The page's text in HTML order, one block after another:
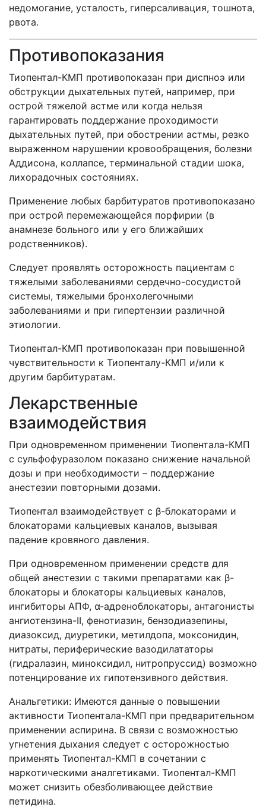
недомогание, усталость, гиперсаливация, тошнота,
рвота.
Противопоказания
Тиопентал-КМП противопоказан при диспноэ или
обструкции дыхательных путей, например, при
острой тяжелой астме или когда нельзя
гарантировать поддержание проходимости
дыхательных путей, при обострении астмы, резко
выраженном нарушении кровообращения, болезни
Аддисона, коллапсе, терминальной стадии шока,
лихорадочных состояниях.
Применение любых барбитуратов противопоказано
при острой перемежающейся порфирии (в
анамнезе больного или у его ближайших
родственников).
Следует проявлять осторожность пациентам с
тяжелыми заболеваниями сердечно-сосудистой
системы, тяжелыми бронхолегочными
заболеваниями и при гипертензии различной
этиологии.
Тиопентал-КМП противопоказан при повышенной
чувствительности к Тиопенталу-КМП и/или к
другим барбитуратам.
Лекарственные
взаимодействия
При одновременном применении Тиопентала-КМП
с сульфофуразолом показано снижение начальной
дозы и при необходимости – поддержание
анестезии повторными дозами.
Тиопентал взаимодействует с β-блокаторами и
блокаторами кальциевых каналов, вызывая
падение кровяного давления.
При одновременном применении средств для
общей анестезии с такими препаратами как β-
блокаторы и блокаторы кальциевых каналов,
ингибиторы АПФ, α-адреноблокаторы, антагонисты
ангиотензина-ІІ, фенотиазин, бензодиазепины,
диазоксид, диуретики, метилдопа, моксонидин,
нитраты, периферические вазодилататоры
(гидралазин, миноксидил, нитропруссид) возможно
потенцирование их гипотензивного действия.
Анальгетики: Имеются данные о повышении
активности Тиопентала-КМП при предварительном
применении аспирина. В связи с возможностью
угнетения дыхания следует с осторожностью
применять Тиопентал-КМП в сочетании с
наркотическими аналгетиками. Тиопентал-КМП
может снизить обезболивающее действие
петидина.